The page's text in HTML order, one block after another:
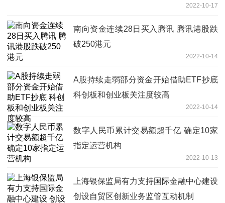
2022-10-17
南向资金连续28日买入腾讯 腾讯港股跌
破250港元
2022-10-14
A股持续走弱部分资金开始借助ETF抄底
科创板和创业板关注度较高
2022-10-14
数字人民币累计交易额超千亿 确定10家
指定运营机构
2022-10-13
上海银保监局有力支持国际金融中心建设
创设自贸区创新业务监管互动机制